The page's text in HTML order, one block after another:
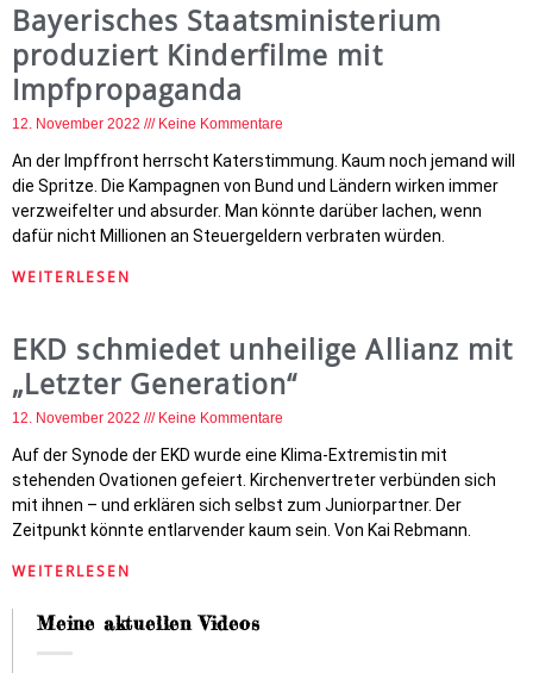
Bayerisches Staatsministerium
produziert Kinderfilme mit
Impfpropaganda
12. November 2022 Keine Kommentare
An der Impffront herrscht Katerstimmung. Kaum noch jemand will
die Spritze. Die Kampagnen von Bund und Ländern wirken immer
verzweifelter und absurder. Man könnte darüber lachen, wenn
dafür nicht Millionen an Steuergeldern verbraten würden.
WEITERLESEN
EKD schmiedet unheilige Allianz mit
„Letzter Generation“
12. November 2022 Keine Kommentare
Auf der Synode der EKD wurde eine Klima-Extremistin mit
stehenden Ovationen gefeiert. Kirchenvertreter verbünden sich
mit ihnen – und erklären sich selbst zum Juniorpartner. Der
Zeitpunkt könnte entlarvender kaum sein. Von Kai Rebmann.
WEITERLESEN
Meine aktuellen Videos